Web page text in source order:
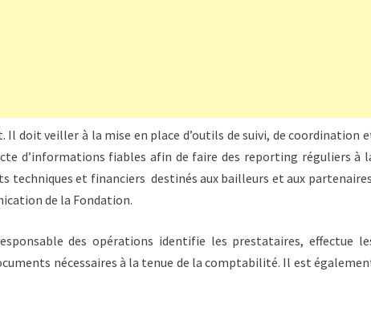
doit veiller à la mise en place d’outils de suivi, de coordination
d’informations fiables afin de faire des reporting réguliers à
techniques et financiers destinés aux bailleurs et aux
de la Fondation.
des opérations identifie les prestataires, effectue
nécessaires à la tenue de la comptabilité. Il est